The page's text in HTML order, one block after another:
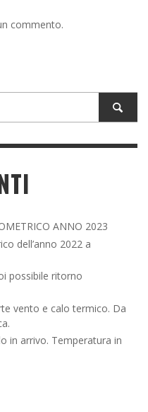
commento.
ANNO 2023
dell’anno 2022 a
possibile ritorno
vento e calo termico. Da
in arrivo. Temperatura in